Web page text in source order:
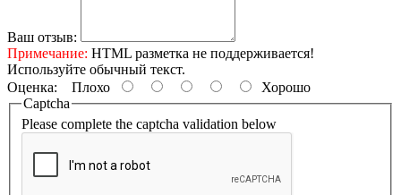
Ваш отзыв:
Примечание: HTML разметка не поддерживается!
Используйте обычный текст.
Оценка: Плохо
Хорошо
Captcha
Please complete the captcha validation below